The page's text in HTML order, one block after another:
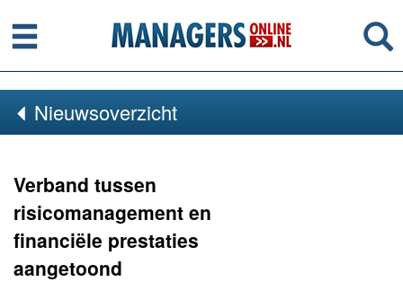
Menu
Nieuwsoverzicht
Verband tussen
risicomanagement en
financiële prestaties
aangetoond